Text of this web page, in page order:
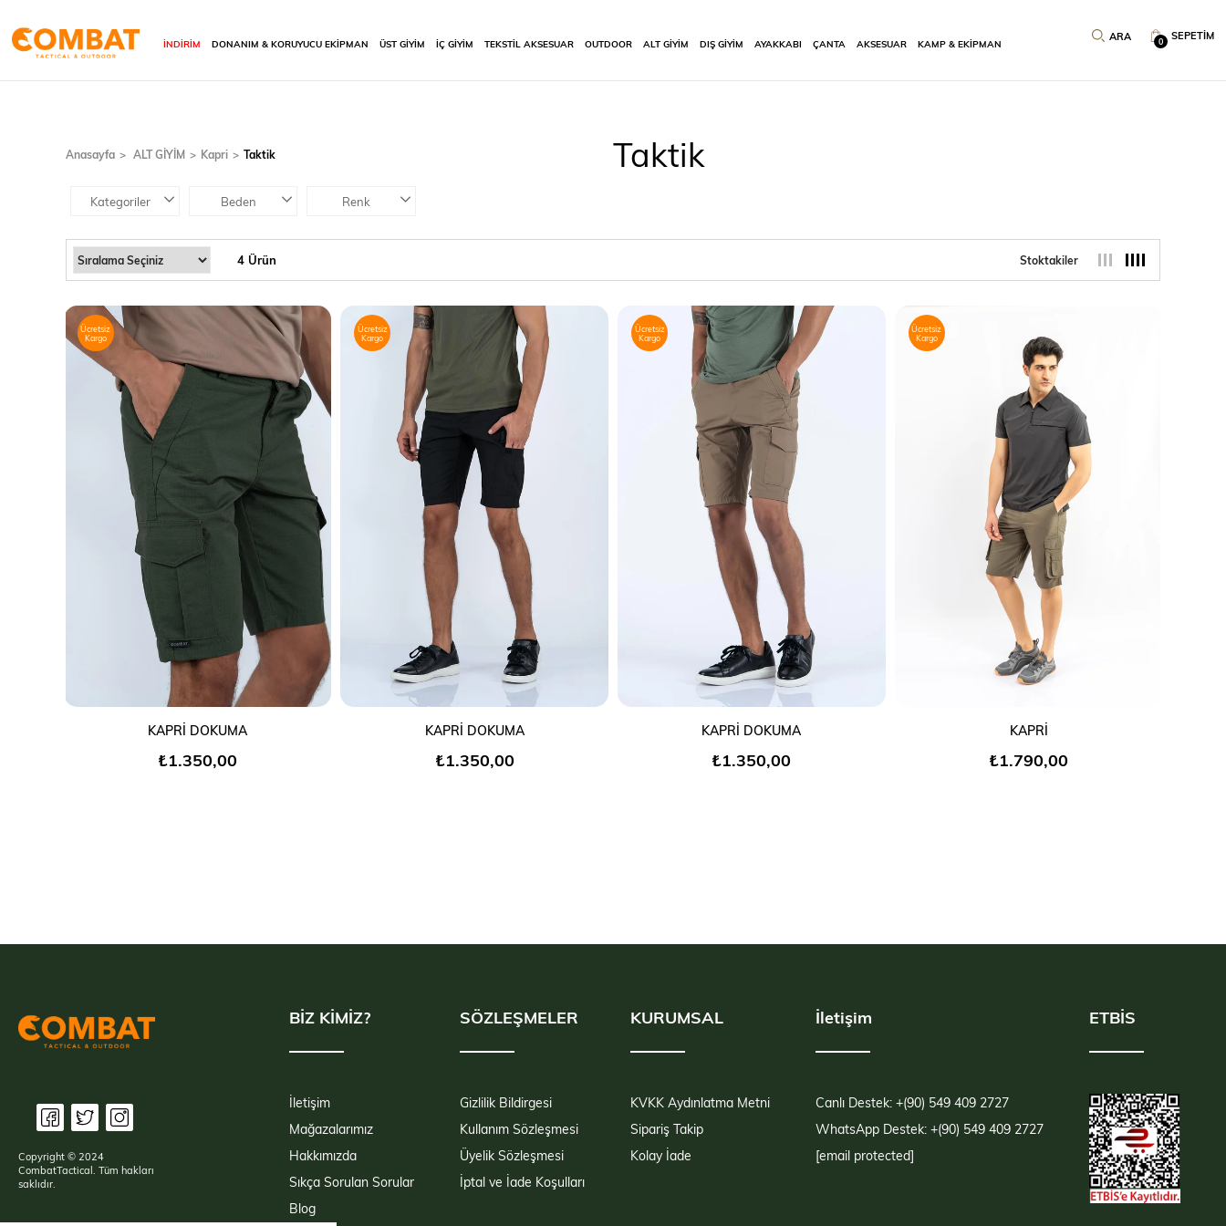
SEPETIM
0
İNDİRİM DONANIM & KORUYUCU EKİPMAN ÜST GİYİM İÇ GİYİM TEKSTİL AKSESUAR OUTDOOR ALT GİYİM DIŞ GİYİM AYAKKABI ÇANTA AKSESUAR KAMP & EKİPMAN
Anasayfa ALT GİYİM Kapri Taktik
Kategoriler Beden Renk
Stoktakiler
4 Ürün
SEPETE EKLE
KAPRİ DOKUMA
₺1.350,00
Ücretsiz
Kargo
SEPETE EKLE
KAPRİ DOKUMA
₺1.350,00
Ücretsiz
Kargo
SEPETE EKLE
KAPRİ DOKUMA
₺1.350,00
Ücretsiz
Kargo
SEPETE EKLE
KAPRİ
₺1.790,00
Ücretsiz
Kargo
Taktik
BİZ KİMİZ?
İletişim
Mağazalarımız
Hakkımızda
Sıkça Sorulan Sorular
Blog
SÖZLEŞMELER
Gizlilik Bildirgesi
Kullanım Sözleşmesi
Üyelik Sözleşmesi
İptal ve İade Koşulları
KURUMSAL
KVKK Aydınlatma Metni
Sipariş Takip
Kolay İade
İletişim
Canlı Destek: +(90) 549 409 2727
WhatsApp Destek: +(90) 549 409 2727
[email protected]
ETBİS
Copyright © 2024
CombatTactical. Tüm hakları
saklıdır.